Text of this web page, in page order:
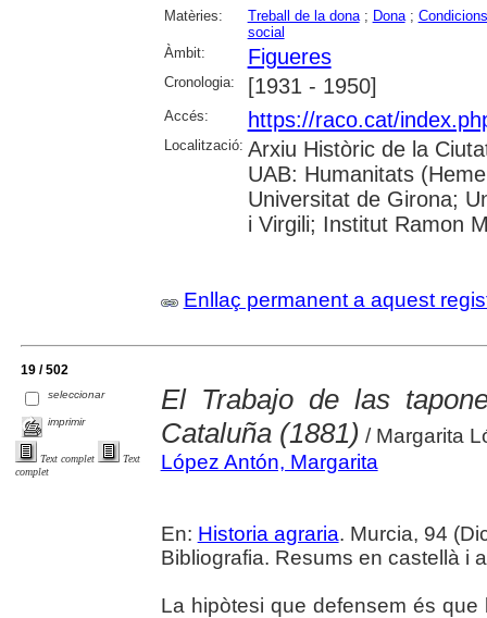
Matèries: Treball de la dona; Dona;
social
Àmbit:
Figueres
Cronologia: [1931 - 1950]
Accés: https://raco.cat/
Localització: Arxiu Històric de la
UAB: Humanitats
Universitat de Girona;
i Virgili; Institut Ramon
Enllaç permanent a aquest
19 / 502
seleccionar
imprimir
Text complet
Text
complet
El Trabajo de las
Cataluña (1881) / Margarita
López Antón, Margarita
En: Historia agraria. Murcia, 94
Bibliografia. Resums en castellà i
La hipòtesi que defensem és